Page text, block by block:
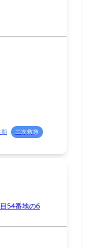
二次救急
54番地の6